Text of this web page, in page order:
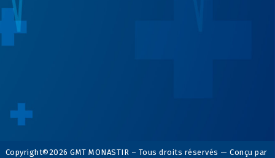
Copyright©2026 GMT MONASTIR – Tous droits réservés — Conçu par